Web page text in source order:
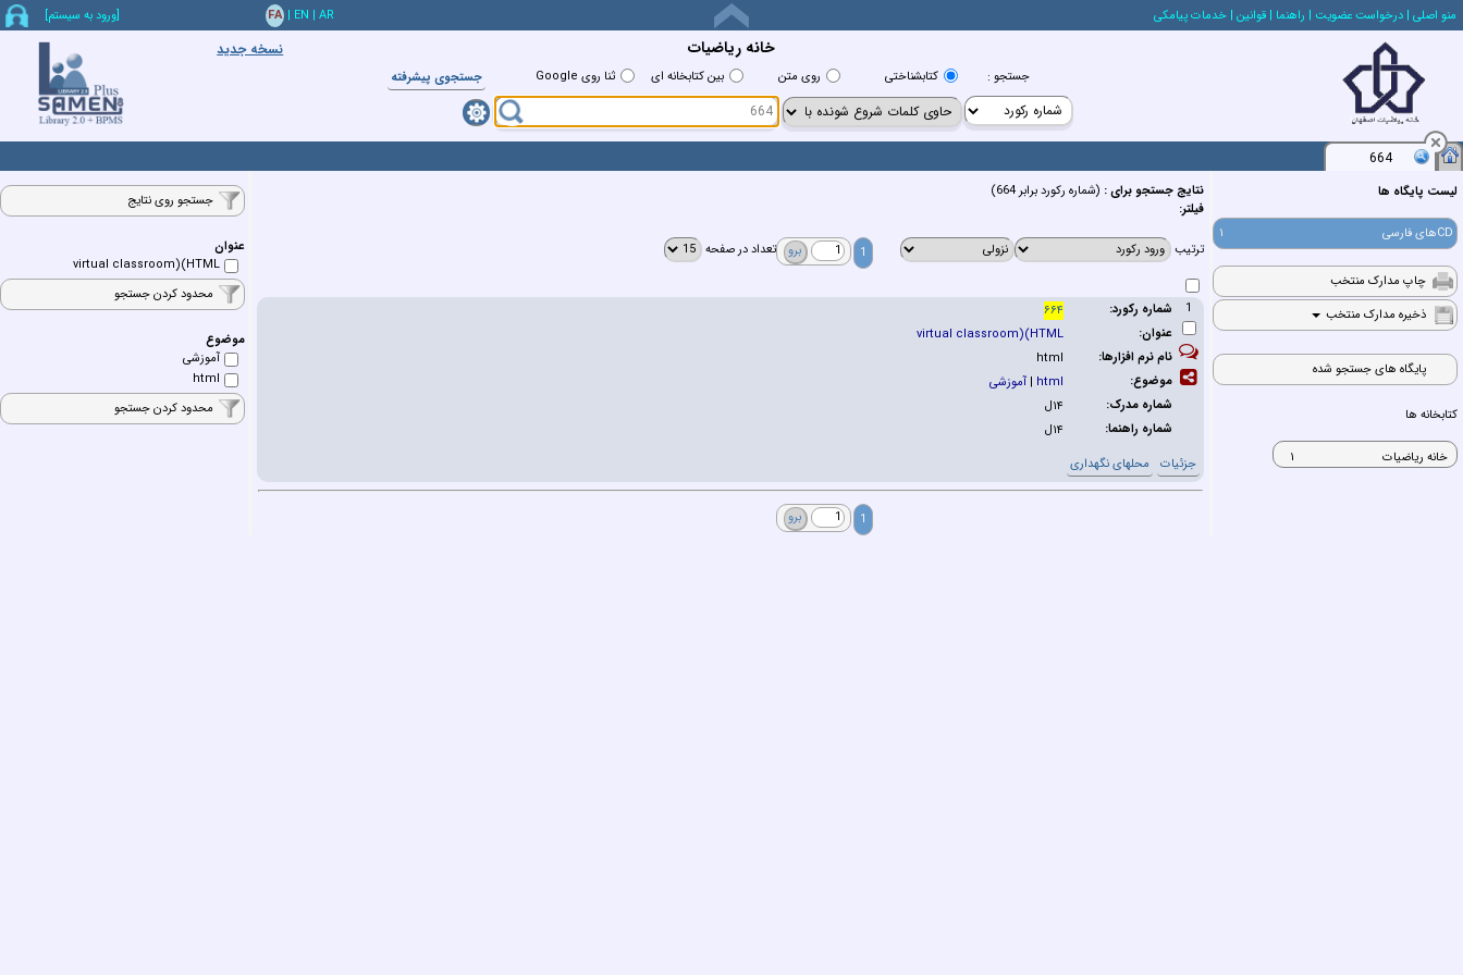
منو اصلي | درخواست عضويت | راهنما | قوانين | خدمات پيامكي FA | EN | AR [ورود به سيستم]
خانه رياضيات نسخه جدید
جستجو : کتابشناختي روي متن بين کتابخانه اي ثنا روی Google جستجوي پيشرفته
664